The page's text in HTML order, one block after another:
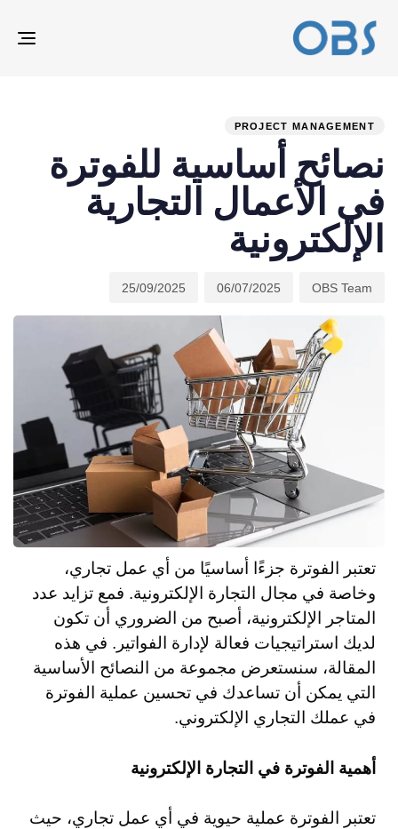
PROJECT MANAGEMENT
نصائح أساسية للفوترة
في الأعمال التجارية
الإلكترونية
OBS Team
06/07/2025
25/09/2025
تعتبر الفوترة جزءًا أساسيًا من أي عمل تجاري،
وخاصة في مجال التجارة الإلكترونية. فمع تزايد عدد
المتاجر الإلكترونية، أصبح من الضروري أن تكون
لديك استراتيجيات فعالة لإدارة الفواتير. في هذه
المقالة، سنستعرض مجموعة من النصائح الأساسية
التي يمكن أن تساعدك في تحسين عملية الفوترة
في عملك التجاري الإلكتروني.
أهمية الفوترة في التجارة الإلكترونية
تعتبر الفوترة عملية حيوية في أي عمل تجاري، حيث